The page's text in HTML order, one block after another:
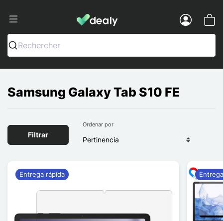
Dealy - Fundas y accesorios para
Rechercher
Samsung Galaxy Tab S10 FE
Filtrar
Ordenar por
Entrega rápida